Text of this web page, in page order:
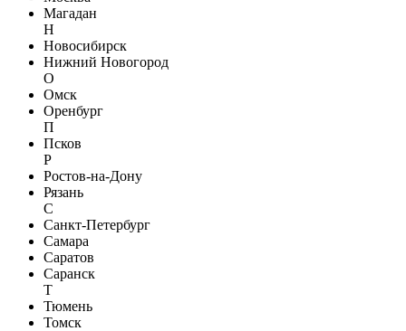
Магадан
Н
Новосибирск
Нижний Новогород
О
Омск
Оренбург
П
Псков
Р
Ростов-на-Дону
Рязань
С
Санкт-Петербург
Самара
Саратов
Саранск
Т
Тюмень
Томск